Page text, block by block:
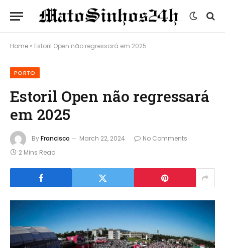
Home » Estoril Open não regressará em 2025
PORTO
Estoril Open não regressará
em 2025
ByFrancisco March 22, 2024
No Comments
2 Mins Read